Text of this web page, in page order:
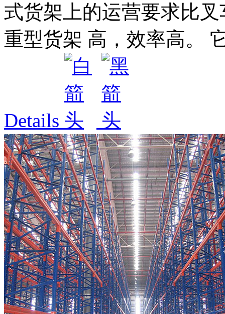
式货架上的运营要求比
重型货架 高，效率高。
Details